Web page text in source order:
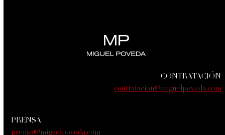
CONTRATACIÓN
contratacion@miguelpoveda.com
PRENSA
prensa@miguelpoveda.com